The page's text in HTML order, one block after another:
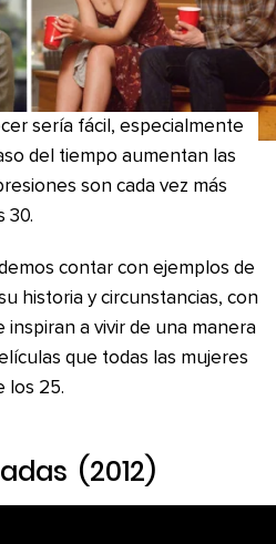
sería fácil, especialmente
del tiempo aumentan las
son cada vez más
30.
contar con ejemplos de
historia y circunstancias, con
a vivir de una manera
que todas las mujeres
los 25.
(2012)